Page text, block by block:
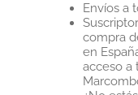
Envíos a
compra
en
acceso a